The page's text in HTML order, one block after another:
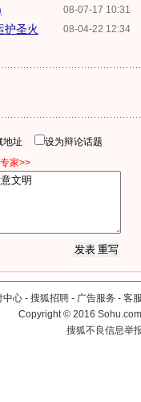
08-07-17 10:31
08-04-22 12:34
护圣火
地址
设为辩论话题
家>>
中心 - 搜狐招聘 - 广告服务 - 客
Copyright©2016
搜狐不良信息举